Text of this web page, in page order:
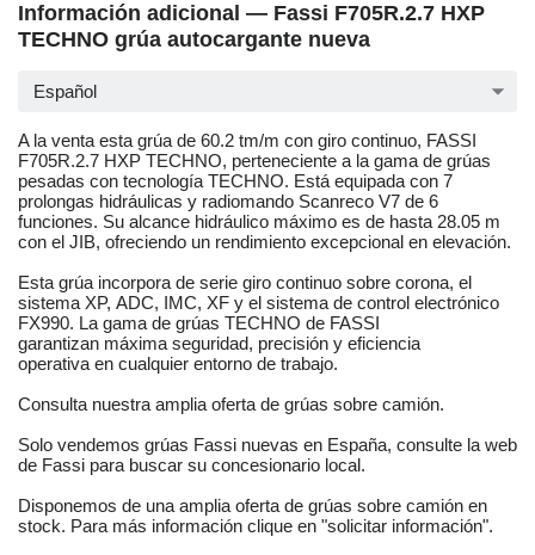
Información adicional — Fassi F705R.2.7 HXP
TECHNO grúa autocargante nueva
Español
A la venta esta grúa de 60.2 tm/m con giro continuo, FASSI
F705R.2.7 HXP TECHNO, perteneciente a la gama de grúas
pesadas con tecnología TECHNO. Está equipada con 7
prolongas hidráulicas y radiomando Scanreco V7 de 6
funciones. Su alcance hidráulico máximo es de hasta 28.05 m
con el JIB, ofreciendo un rendimiento excepcional en elevación.
Esta grúa incorpora de serie giro continuo sobre corona, el
sistema XP, ADC, IMC, XF y el sistema de control electrónico
FX990. La gama de grúas TECHNO de FASSI
garantizan máxima seguridad, precisión y eficiencia
operativa en cualquier entorno de trabajo.
Consulta nuestra amplia oferta de grúas sobre camión.
Solo vendemos grúas Fassi nuevas en España, consulte la web
de Fassi para buscar su concesionario local.
Disponemos de una amplia oferta de grúas sobre camión en
stock. Para más información clique en "solicitar información".